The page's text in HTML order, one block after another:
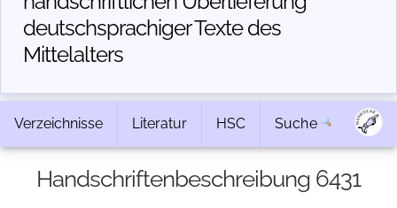
deutschsprachiger Texte des
Mittelalters
Verzeichnisse Literatur HSC Suche
Handschriftenbeschreibung 6431